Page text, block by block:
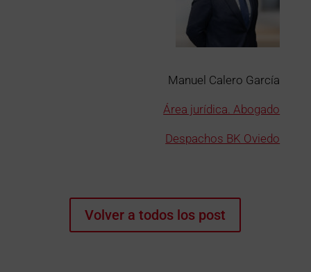
Manuel Calero García
Área jurídica. Abogado
Despachos BK Oviedo
Volver a todos los post